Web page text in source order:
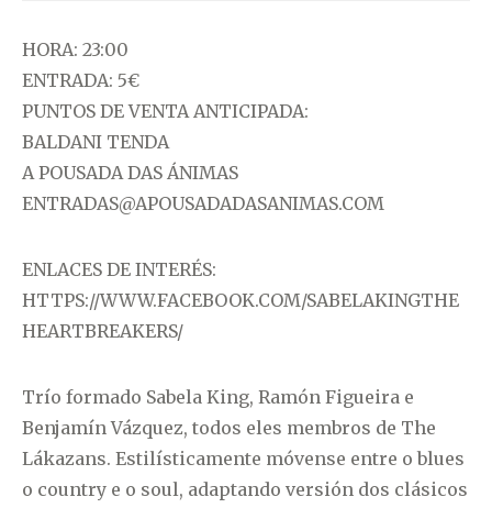
HORA: 23:00
ENTRADA: 5€
PUNTOS DE VENTA ANTICIPADA:
BALDANI TENDA
A POUSADA DAS ÁNIMAS
ENTRADAS@APOUSADADASANIMAS.COM
ENLACES DE INTERÉS:
HTTPS://WWW.FACEBOOK.COM/SABELAKINGTHE
HEARTBREAKERS/
Trío formado Sabela King, Ramón Figueira e
Benjamín Vázquez, todos eles membros de The
Lákazans. Estilísticamente móvense entre o blues
o country e o soul, adaptando versión dos clásicos